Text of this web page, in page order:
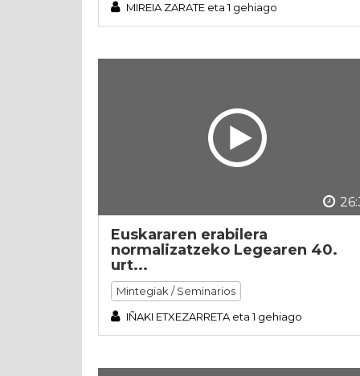
MIREIA ZARATE eta 1 gehiago
Euskararen erabilera
normalizatzeko Legearen 40.
urt...
Mintegiak / Seminarios
IÑAKI ETXEZARRETA eta 1 gehiago